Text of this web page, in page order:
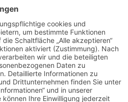
Einwilligung abgefragt
ausschließlich auf Grundlage
und § 25 Abs. 1 TDDDG, soweit
von Cookies oder den Zugriff
des Nutzers (z. B. Device-
TDDDG umfasst. Die Einwilligung